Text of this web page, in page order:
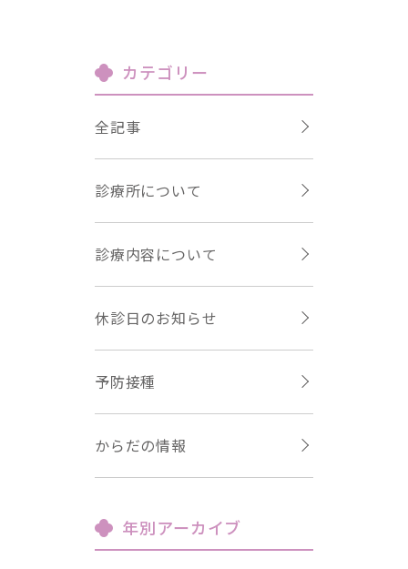
カテゴリー
全記事
診療所について
診療内容について
休診日のお知らせ
予防接種
からだの情報
年別アーカイブ